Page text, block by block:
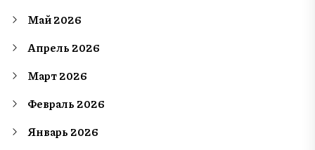
Май 2026
Апрель 2026
Март 2026
Февраль 2026
Январь 2026